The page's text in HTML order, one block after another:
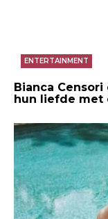
ENTERTAINMENT
Bianca
hun liefde met